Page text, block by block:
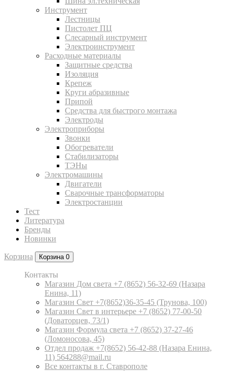
Инструмент
Лестницы
Пистолет ПЦ
Слесарный инструмент
Электроинструмент
Расходные материалы
Защитные средства
Изоляция
Крепеж
Круги абразивные
Припой
Средства для быстрого монтажа
Электроды
Электроприборы
Звонки
Обогреватели
Стабилизаторы
ТЭНы
Электромашины
Двигатели
Сварочные трансформаторы
Электростанции
Тест
Литература
Бренды
Новинки
Корзина Корзина 0
Контакты
Магазин Дом света +7 (8652) 56-32-69 (Назара
Енина, 11)
Магазин Свет +7(8652)36-35-45 (Трунова, 100)
Магазин Свет в интерьере +7 (8652) 77-00-50
(Доваторцев, 73/1)
Магазин Формула света +7 (8652) 37-27-46
(Ломоносова, 45)
Отдел продаж +7(8652) 56-42-88 (Назара Енина,
11) 564288@mail.ru
Все контакты в г. Ставрополе